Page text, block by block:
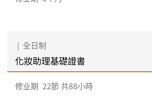
| 全日制
化妝助理基礎證書
修业期 22節 共88小時